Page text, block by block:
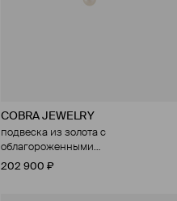
COBRA JEWELRY
подвеска из золота с
облагороженными
бриллиантами и
202 900 ₽